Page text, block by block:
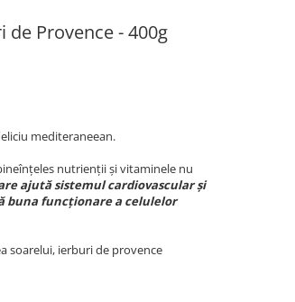
Provence - 400g
mediteraneean.
nutrienții și vitaminele nu
ajută sistemul cardiovascular și
buna funcționare a celulelor
soarelui, ierburi de provence